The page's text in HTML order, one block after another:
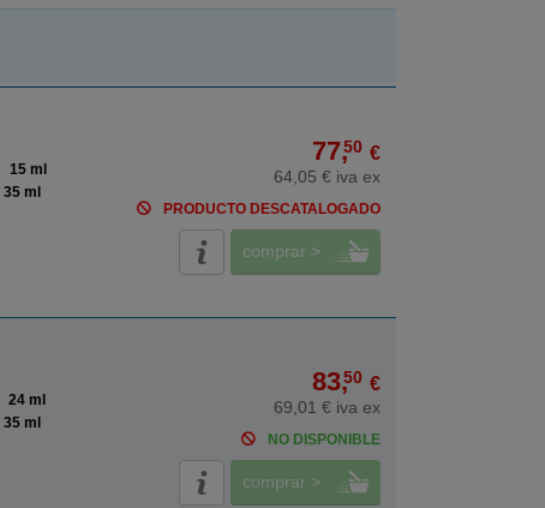
15 ml
35 ml
77,50 €
64,05 € iva ex
PRODUCTO DESCATALOGADO
comprar >
24 ml
35 ml
83,50 €
69,01 € iva ex
NO DISPONIBLE
comprar >